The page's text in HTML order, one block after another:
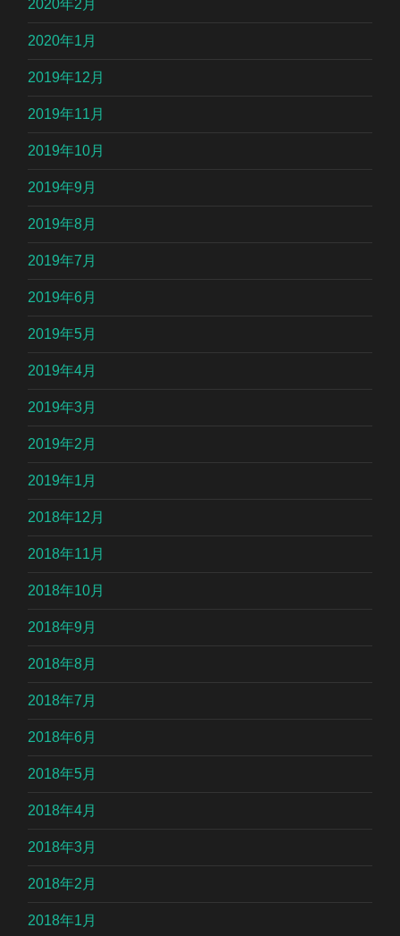
2020年2月
2020年1月
2019年12月
2019年11月
2019年10月
2019年9月
2019年8月
2019年7月
2019年6月
2019年5月
2019年4月
2019年3月
2019年2月
2019年1月
2018年12月
2018年11月
2018年10月
2018年9月
2018年8月
2018年7月
2018年6月
2018年5月
2018年4月
2018年3月
2018年2月
2018年1月